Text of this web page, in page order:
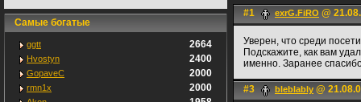
Самые богатые
ggtt 2664
Hvostyn 2400
GopaveC 2000
rmn1x 2000
#1 exrG.FiRO @
Уверен, что среди
Подскажите, как вам
именно. Заранее
#3 bleblably @